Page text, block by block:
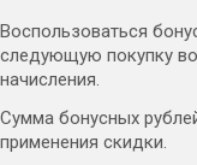
Воспользоваться
следующую покупку
начисления.
Сумма бонусных
применения скидки.